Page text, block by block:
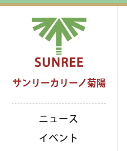
サンリーカリーノ菊陽
ニュース
イベント